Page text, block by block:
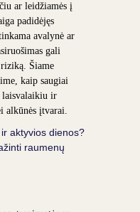
ar leidžiamės į
padidėjęs
avalynė ar
gali
Šiame
kaip saugiai
laisvalaikiu ir
alkūnės įtvarai.
aktyvios dienos?
raumenų